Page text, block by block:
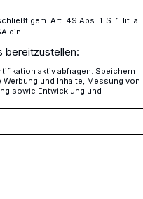
gem. Art. 49 Abs. 1 S. 1 lit. a
ein.
bereitzustellen:
aktiv abfragen. Speichern
und Inhalte, Messung von
sowie Entwicklung und